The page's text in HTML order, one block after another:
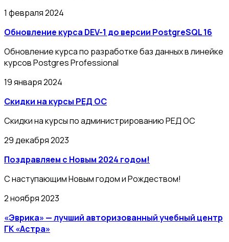
1 февраля 2024
Обновление курса DEV-1 до версии PostgreSQL 16
Обновление курса по разработке баз данных в линейке
курсов Postgres Professional
19 января 2024
Скидки на курсы РЕД ОС
Скидки на курсы по администрированию РЕД ОС
29 декабря 2023
Поздравляем с Новым 2024 годом!
С наступающим Новым годом и Рождеством!
2 ноября 2023
«Эврика» — лучший авторизованный учебный центр
ГК «Астра»